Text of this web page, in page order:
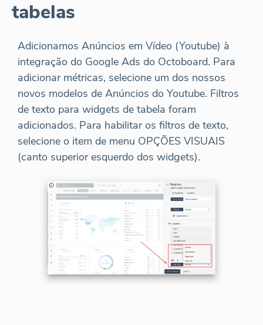
tabelas
Adicionamos Anúncios em Vídeo (Youtube) à
integração do Google Ads do Octoboard. Para
adicionar métricas, selecione um dos nossos
novos modelos de Anúncios do Youtube. Filtros
de texto para widgets de tabela foram
adicionados. Para habilitar os filtros de texto,
selecione o item de menu OPÇÕES VISUAIS
(canto superior esquerdo dos widgets).